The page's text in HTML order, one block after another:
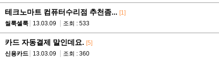
테크노마트 컴퓨터수리점 추천좀... [1]
씰룩셀룩
13.03.09 조회 : 533
카드 자동결제 말인데요. [5]
신용카드
13.03.09 조회 : 360